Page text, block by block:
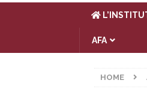
AFA
HOME